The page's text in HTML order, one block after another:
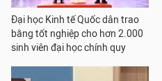
Đại học Kinh tế Quốc dân trao
bằng tốt nghiệp cho hơn 2.000
sinh viên đại học chính quy